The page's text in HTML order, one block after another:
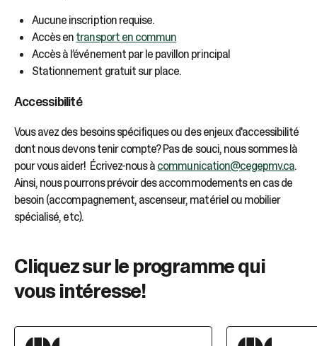
Aucune inscription requise.
Accès entransport en commun
Accès à l’événement par le pavillon principal
Stationnement gratuit sur place.
Accessibilité
Vous avez des besoins spécifiques ou des enjeux d'accessibilité
dont nous devons tenir compte? Pas de souci, nous sommes là
pour vous aider! Écrivez-nous àcommunication@cegepmv.ca.
Ainsi, nous pourrons prévoir des accommodements en cas de
besoin (accompagnement, ascenseur, matériel ou mobilier
spécialisé, etc).
Cliquez sur le programme qui
vous intéresse!